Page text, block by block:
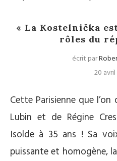
« La Kostelnička
rôles du
écrit par
20
Cette Parisienne que
Lubin et de Régine
Isolde à 35 ans ! Sa
puissante et homogène,